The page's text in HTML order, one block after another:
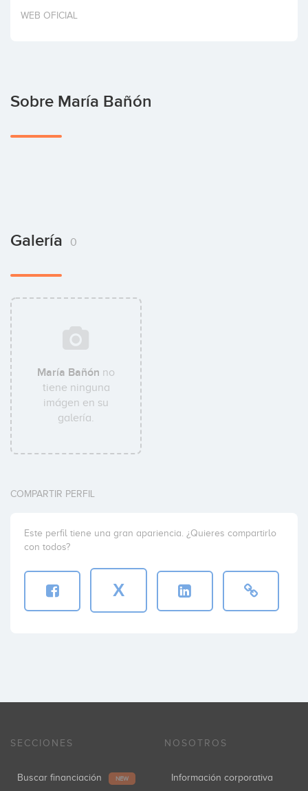
Invertir
WEB OFICIAL
Sobre María Bañón
Galería 0
María Bañón no
tiene ninguna
imágen en su
galería.
COMPARTIR PERFIL
Este perfil tiene una gran apariencia. ¿Quieres compartirlo
con todos?
X
SECCIONES
Buscar financiación NEW
NOSOTROS
Información corporativa